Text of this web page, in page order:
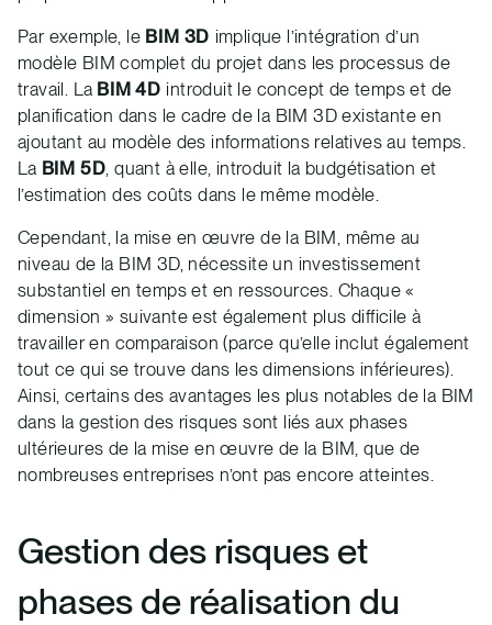
Par exemple, le BIM 3D implique l’intégration d’un
modèle BIM complet du projet dans les processus de
travail. La BIM 4D introduit le concept de temps et de
planification dans le cadre de la BIM 3D existante en
ajoutant au modèle des informations relatives au temps.
La BIM 5D, quant à elle, introduit la budgétisation et
l’estimation des coûts dans le même modèle.
Cependant, la mise en œuvre de la BIM, même au
niveau de la BIM 3D, nécessite un investissement
substantiel en temps et en ressources. Chaque «
dimension » suivante est également plus difficile à
travailler en comparaison (parce qu’elle inclut également
tout ce qui se trouve dans les dimensions inférieures).
Ainsi, certains des avantages les plus notables de la BIM
dans la gestion des risques sont liés aux phases
ultérieures de la mise en œuvre de la BIM, que de
nombreuses entreprises n’ont pas encore atteintes.
Gestion des risques et
phases de réalisation du